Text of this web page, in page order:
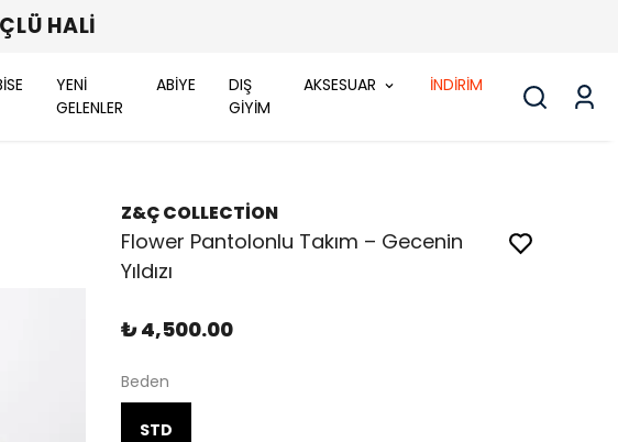
HALI
YENİ
GELENLER
ABİYE
DIŞ
GİYİM
AKSESUAR İNDİRİM
Z&Ç COLLECTİON
Flower Pantolonlu Takım – Gecenin
Yıldızı
₺ 4,500.00
Beden
STD